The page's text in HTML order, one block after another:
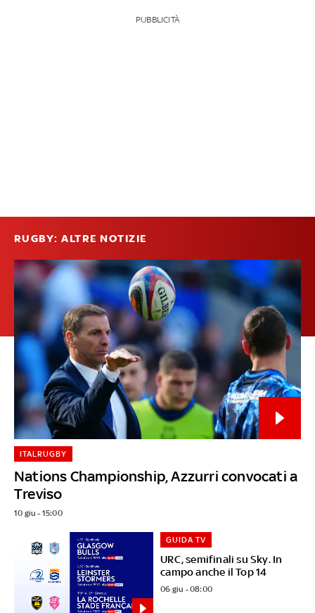
PUBBLICITÀ
RUGBY: ALTRE NOTIZIE
Nations Championship, Azzurri convocati a
Treviso
ITALRUGBY
10 giu - 15:00
URC, semifinali su Sky. In
campo anche il Top 14
GUIDA TV
06 giu - 08:00